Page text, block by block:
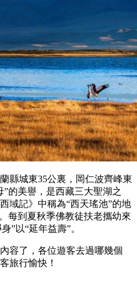
縣城東35公裏，岡仁波齊峰東
的美譽，是西藏三大聖湖之
域記》中稱為“西天瑤池”的地
每到夏秋季佛教徒扶老攜幼來
”以“延年益壽”。
容了，各位遊客去過哪幾個
旅行愉快！